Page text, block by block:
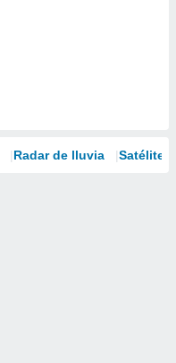
Radar de lluvia Satélites